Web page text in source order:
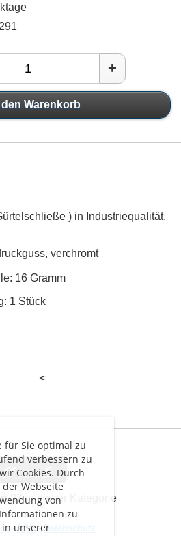
für Sie optimal zu
verbessern zu
Cookies. Durch
Webseite
von
zu
in unserer
+
den Warenkorb
) in Industriequalität,
verchromt
16 Gramm
1 Stück
<
<< <
27in dieser Kategorie
-AGB-Datenschutz